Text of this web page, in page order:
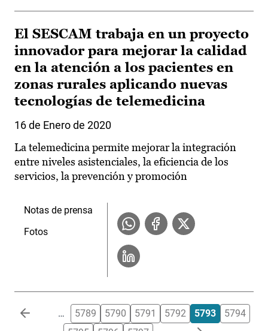
El SESCAM trabaja en un proyecto
innovador para mejorar la calidad
en la atención a los pacientes en
zonas rurales aplicando nuevas
tecnologías de telemedicina
16 de Enero de 2020
La telemedicina permite mejorar la integración
entre niveles asistenciales, la eficiencia de los
servicios, la prevención y promoción
Notas de prensa
Fotos
Paginación … 5789 5790 5791 5792 5793
5794